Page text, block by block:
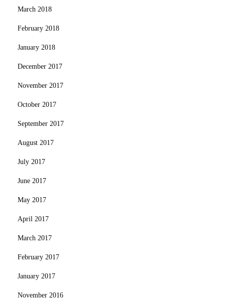
March 2018
February 2018
January 2018
December 2017
November 2017
October 2017
September 2017
August 2017
July 2017
June 2017
May 2017
April 2017
March 2017
February 2017
January 2017
November 2016